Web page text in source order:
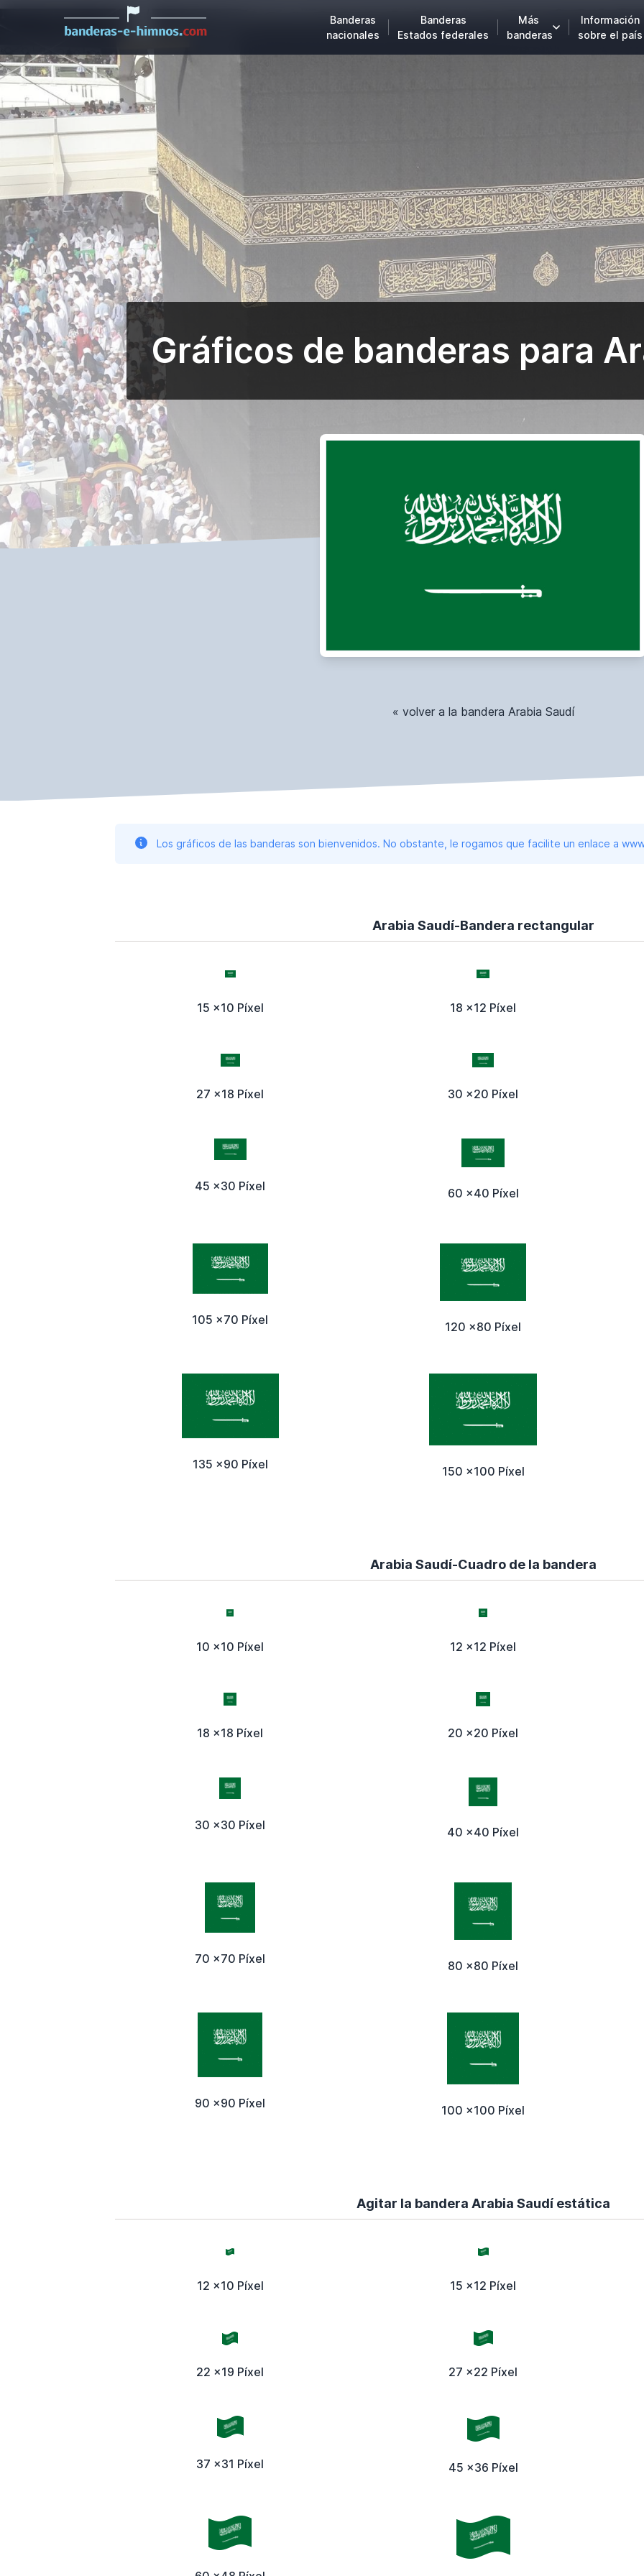
Banderas
nacionales
Banderas
Estados federales
Más
banderas
Información
sobre el país
Gráficos de banderas para
« volver a la bandera Arabia Saudí
Los gráficos de las banderas son bienvenidos. No obstante, le rogamos que facilite un enlace a
Arabia Saudí-Bandera rectangular
15 x10 Píxel 18 x12 Píxel
27 x18 Píxel 30 x20 Píxel
45 x30 Píxel 60 x40 Píxel
105 x70 Píxel 120 x80 Píxel
135 x90 Píxel 150 x100 Píxel
Arabia Saudí-Cuadro de la bandera
10 x10 Píxel 12 x12 Píxel
18 x18 Píxel 20 x20 Píxel
30 x30 Píxel 40 x40 Píxel
70 x70 Píxel 80 x80 Píxel
90 x90 Píxel 100 x100 Píxel
Agitar la bandera Arabia Saudí estática
12 x10 Píxel 15 x12 Píxel
22 x19 Píxel 27 x22 Píxel
37 x31 Píxel 45 x36 Píxel